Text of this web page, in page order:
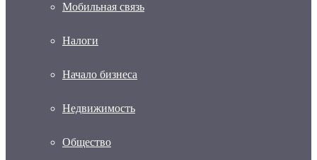
Мобильная связь
Налоги
Начало бизнеса
Недвижимость
Общество